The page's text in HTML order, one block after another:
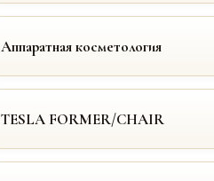
Аппаратная косметология
TESLA FORMER/CHAIR